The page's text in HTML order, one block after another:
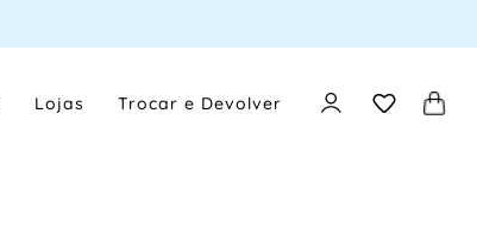
Lojas Trocar e Devolver